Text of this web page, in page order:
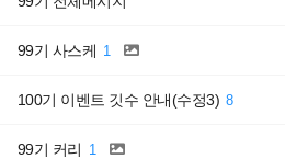
99기 사스케 1
100기 이벤트 깃수 안내(수정3) 8
99기 커리 1